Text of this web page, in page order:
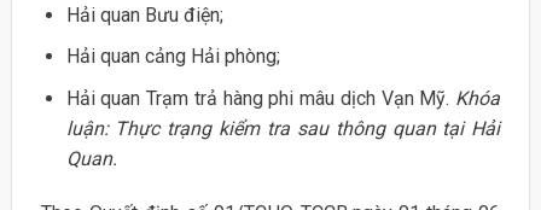
Hải quan Bưu điện;
Hải quan cảng Hải phòng;
Hải quan Trạm trả hàng phi mâu dịch Vạn Mỹ. Khóa
luận: Thực trạng kiểm tra sau thông quan tại Hải
Quan.